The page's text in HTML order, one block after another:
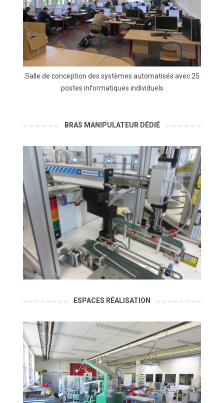
Salle de conception des systèmes automatisés avec 25
postes informatiques individuels
BRAS MANIPULATEUR DÉDIÉ
ESPACES RÉALISATION